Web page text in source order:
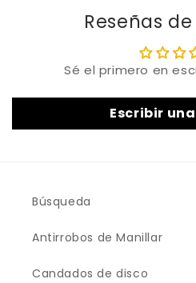
Reseñas
Sé el primero en
Escribir
Búsqueda
Antirrobos de Manillar
Candados de disco